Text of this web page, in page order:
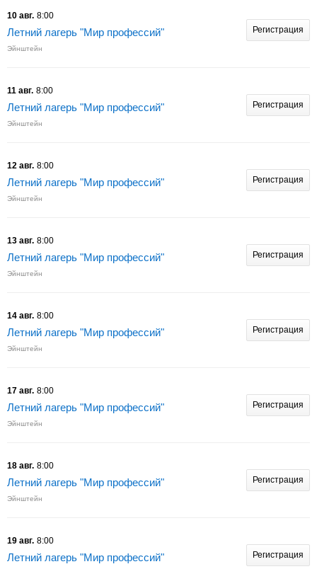
10 авг. 8:00
Летний лагерь "Мир профессий"
Эйнштейн
Регистрация
11 авг. 8:00
Летний лагерь "Мир профессий"
Эйнштейн
Регистрация
12 авг. 8:00
Летний лагерь "Мир профессий"
Эйнштейн
Регистрация
13 авг. 8:00
Летний лагерь "Мир профессий"
Эйнштейн
Регистрация
14 авг. 8:00
Летний лагерь "Мир профессий"
Эйнштейн
Регистрация
17 авг. 8:00
Летний лагерь "Мир профессий"
Эйнштейн
Регистрация
18 авг. 8:00
Летний лагерь "Мир профессий"
Эйнштейн
Регистрация
19 авг. 8:00
Летний лагерь "Мир профессий" Регистрация